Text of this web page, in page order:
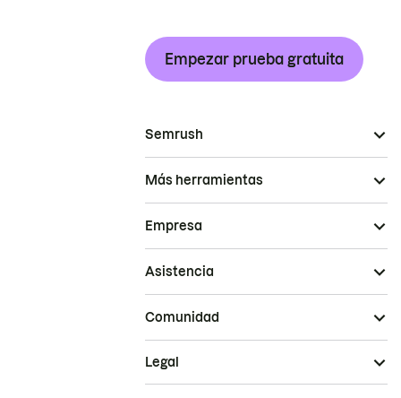
Empezar prueba gratuita
Semrush
Más herramientas
Empresa
Asistencia
Comunidad
Legal